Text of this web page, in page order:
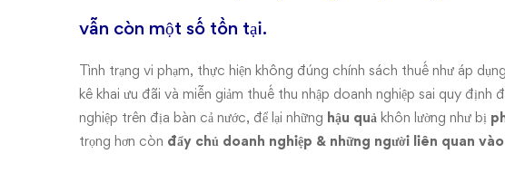
vẫn còn một số tồn tại.
Tình trạng vi phạm, thực hiện không đúng chính sách thuế như áp
kê khai ưu đãi và miễn giảm thuế thu nhập doanh nghiệp sai quy định
nghiệp trên địa bàn cả nước, để lại những hậu quả khôn lường như bị
trọng hơn còn đẩy chủ doanh nghiệp & những người liên quan